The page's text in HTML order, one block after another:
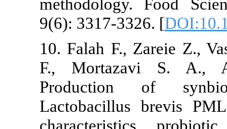
9(6): 3317-
10. Falah F.,
F.,